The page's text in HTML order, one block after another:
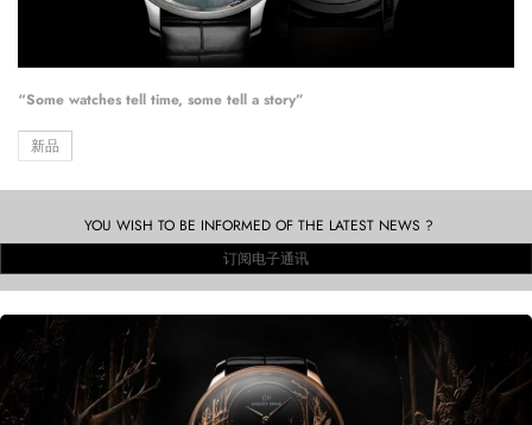
“Some watches tell time, some tell a story”
新品
YOU WISH TO BE INFORMED OF THE LATEST NEWS ?
订阅电子通讯